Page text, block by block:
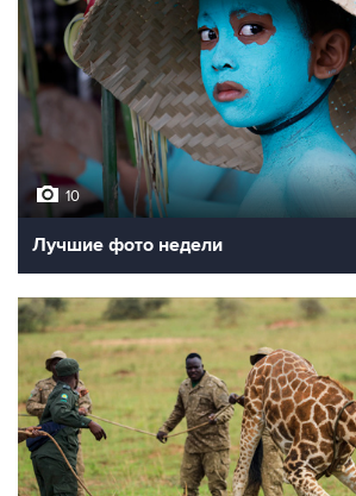
10
Лучшие фото недели